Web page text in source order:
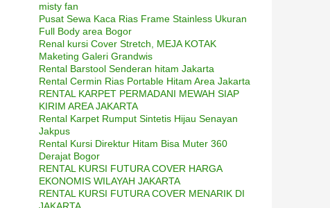
misty fan
Pusat Sewa Kaca Rias Frame Stainless Ukuran
Full Body area Bogor
Renal kursi Cover Stretch, MEJA KOTAK
Maketing Galeri Grandwis
Rental Barstool Senderan hitam Jakarta
Rental Cermin Rias Portable Hitam Area Jakarta
RENTAL KARPET PERMADANI MEWAH SIAP
KIRIM AREA JAKARTA
Rental Karpet Rumput Sintetis Hijau Senayan
Jakpus
Rental Kursi Direktur Hitam Bisa Muter 360
Derajat Bogor
RENTAL KURSI FUTURA COVER HARGA
EKONOMIS WILAYAH JAKARTA
RENTAL KURSI FUTURA COVER MENARIK DI